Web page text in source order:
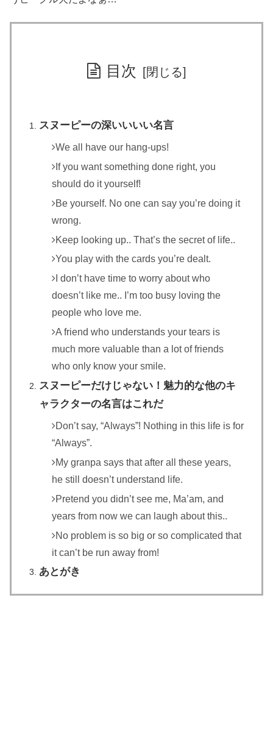
目次
スヌーピーの深いいいい名言
We all have our hang-ups!
If you want something done right, you
should do it yourself!
Be yourself. No one can say you’re doing it
wrong.
Keep looking up.. That’s the secret of life..
You play with the cards you’re dealt.
I don’t have time to worry about who
doesn’t like me.. I’m too busy loving the
people who love me.
A friend who understands your tears is
much more valuable than a lot of friends
who only know your smile.
スヌーピーだけじゃない！魅力的な他のキ
ャラクターの名言はこれだ
Don’t say, “Always”! Nothing in this life is for
“Always”.
My granpa says that after all these years,
he still doesn’t understand life.
Pretend you didn’t see me, Ma’am, and
years from now we can laugh about this..
No problem is so big or so complicated that
it can’t be run away from!
あとがき